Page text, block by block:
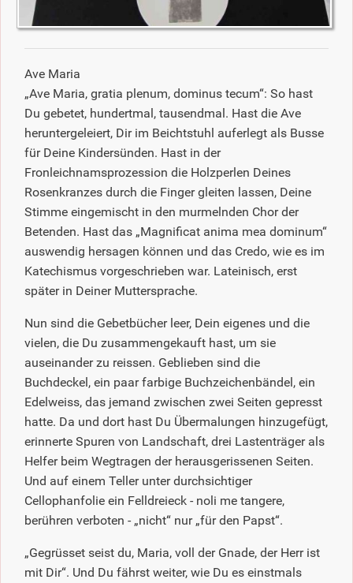
Ave Maria
„Ave Maria, gratia plenum, dominus tecum“: So hast
Du gebetet, hundertmal, tausendmal. Hast die Ave
heruntergeleiert, Dir im Beichtstuhl auferlegt als Busse
für Deine Kindersünden. Hast in der
Fronleichnamsprozession die Holzperlen Deines
Rosenkranzes durch die Finger gleiten lassen, Deine
Stimme eingemischt in den murmelnden Chor der
Betenden. Hast das „Magnificat anima mea dominum“
auswendig hersagen können und das Credo, wie es im
Katechismus vorgeschrieben war. Lateinisch, erst
später in Deiner Muttersprache.
Nun sind die Gebetbücher leer, Dein eigenes und die
vielen, die Du zusammengekauft hast, um sie
auseinander zu reissen. Geblieben sind die
Buchdeckel, ein paar farbige Buchzeichenbändel, ein
Edelweiss, das jemand zwischen zwei Seiten gepresst
hatte. Da und dort hast Du Übermalungen hinzugefügt,
erinnerte Spuren von Landschaft, drei Lastenträger als
Helfer beim Wegtragen der herausgerissenen Seiten.
Und auf einem Teller unter durchsichtiger
Cellophanfolie ein Felldreieck - noli me tangere,
berühren verboten - „nicht“ nur „für den Papst“.
„Gegrüsset seist du, Maria, voll der Gnade, der Herr ist
mit Dir“. Und Du fährst weiter, wie Du es einstmals